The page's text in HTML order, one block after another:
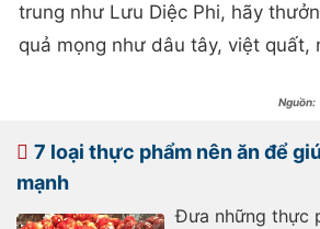
trung như Lưu Diệc Phi, hãy
quả mọng như dâu tây, việt quất,
7 loại thực phẩm nên ăn để
mạnh
Đưa những thực